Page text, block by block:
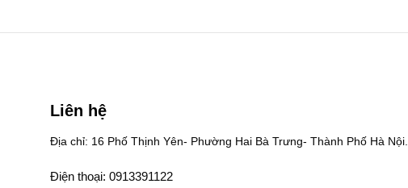
Liên hệ
Địa chỉ: 16 Phố Thịnh Yên- Phường Hai Bà Trưng- Thành Phố Hà Nội.
Điện thoại: 0913391122